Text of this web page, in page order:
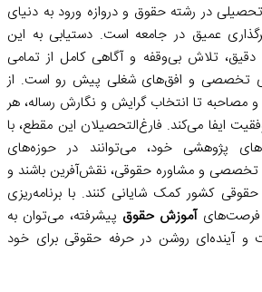
در رشته حقوق و دروازه ورود به دنیای
عمیق در جامعه است. دستیابی به این
دقیق، تلاش بی‌وقفه و آگاهی کامل از تمامی
تخصصی و افق‌های شغلی پیش رو است. از
مصاحبه تا انتخاب گرایش و نگارش رساله، هر
ایفا می‌کند. فارغ‌التحصیلان این مقطع، با
پژوهشی خود، می‌توانند در حوزه‌های
تخصصی و مشاوره حقوقی، نقش‌آفرین باشند و
کشور کمک شایانی کنند. با برنامه‌ریزی
فرصت‌هایآموزش حقوق پیشرفته، می‌توان به
و آینده‌ای روشن در حرفه حقوقی برای خود